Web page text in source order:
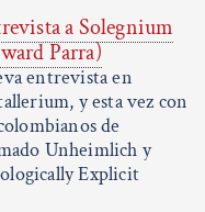
a Solegnium
Parra)
entrevista en
y esta vez con
de
Unheimlich y
Explicit